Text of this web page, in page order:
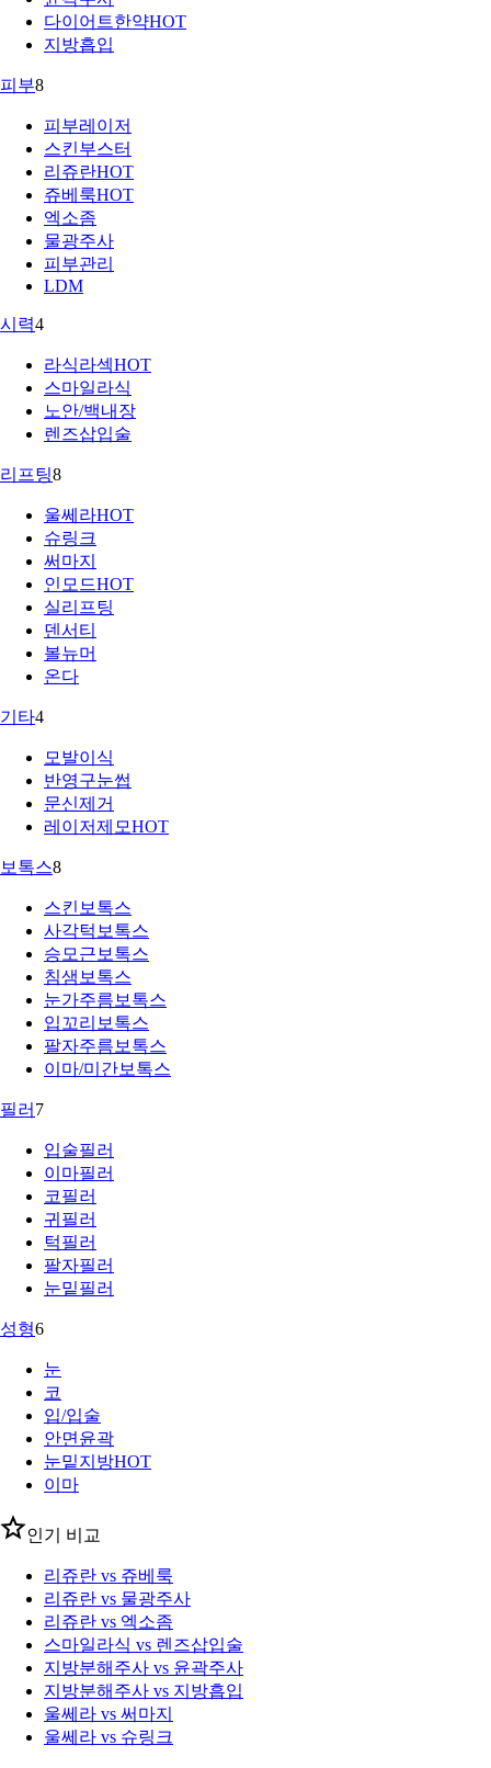
다이어트한약HOT
지방흡입
피부8
피부레이저
스킨부스터
리쥬란HOT
쥬베룩HOT
엑소좀
물광주사
피부관리
LDM
시력4
라식라섹HOT
스마일라식
노안/백내장
렌즈삽입술
리프팅8
울쎄라HOT
슈링크
써마지
인모드HOT
실리프팅
덴서티
볼뉴머
온다
기타4
모발이식
반영구눈썹
문신제거
레이저제모HOT
보톡스8
스킨보톡스
사각턱보톡스
승모근보톡스
침샘보톡스
눈가주름보톡스
입꼬리보톡스
팔자주름보톡스
이마/미간보톡스
필러 7
입술필러
이마필러
코필러
귀필러
턱필러
팔자필러
눈밑필러
성형6
눈
코
입/입술
안면윤곽
눈밑지방HOT
이마
인기 비교
리쥬란 vs 쥬베룩
리쥬란 vs 물광주사
리쥬란 vs 엑소좀
스마일라식 vs 렌즈삽입술
지방분해주사 vs 윤곽주사
지방분해주사 vs 지방흡입
울쎄라 vs 써마지
울쎄라 vs 슈링크